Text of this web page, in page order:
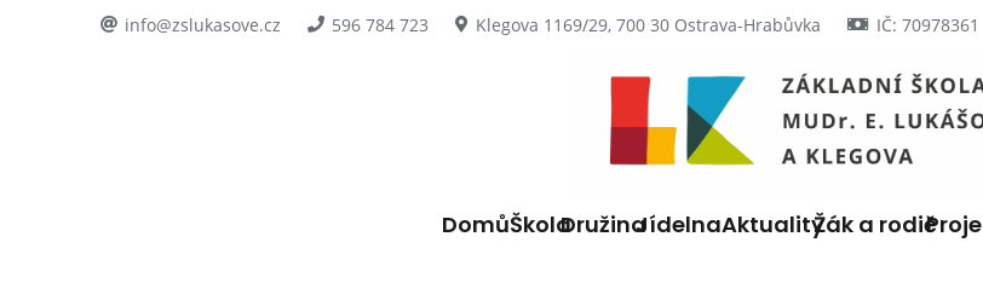
info@zslukasove.cz 596 784 723 Klegova 1169/29, 700 30 Ostrava-Hrabůvka IČ: 70978361
DomůŠkolaDružinaJídelnaAktualityŽák a rodič